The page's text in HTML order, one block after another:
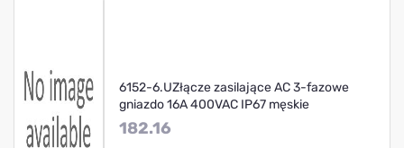
6152-6.UZłącze zasilające AC 3-fazowe
gniazdo 16A 400VAC IP67 męskie
182.16